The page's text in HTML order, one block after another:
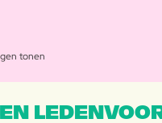
tonen